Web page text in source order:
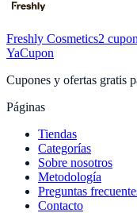
Freshly Cosmetics2
YaCupon
Cupones y ofertas gratis
Páginas
Tiendas
Categorías
Sobre nosotros
Metodología
Preguntas
Contacto